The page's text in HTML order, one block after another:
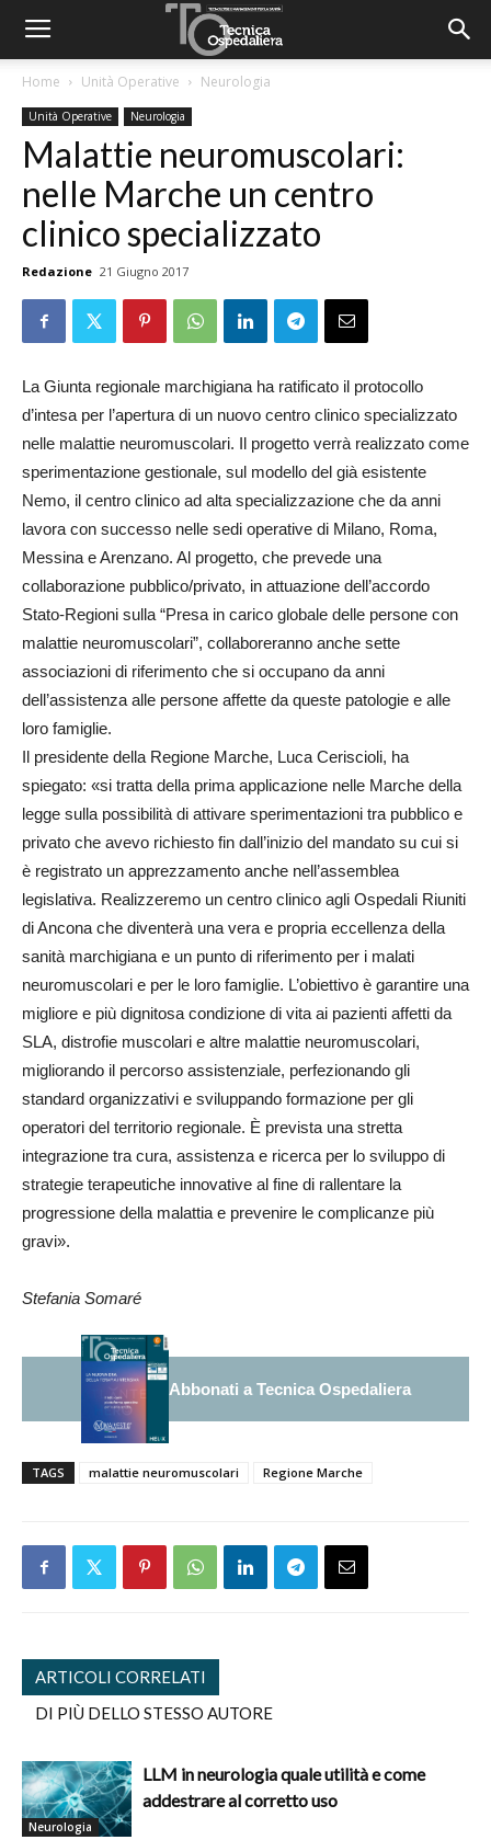
Home Unità Operative Neurologia
Unità Operative Neurologia
Malattie neuromuscolari:
nelle Marche un centro
clinico specializzato
Redazione 21 Giugno 2017
La Giunta regionale marchigiana ha ratificato il protocollo
d’intesa per l’apertura di un nuovo centro clinico specializzato
nelle malattie neuromuscolari. Il progetto verrà realizzato come
sperimentazione gestionale, sul modello del già esistente
Nemo, il centro clinico ad alta specializzazione che da anni
lavora con successo nelle sedi operative di Milano, Roma,
Messina e Arenzano. Al progetto, che prevede una
collaborazione pubblico/privato, in attuazione dell’accordo
Stato-Regioni sulla “Presa in carico globale delle persone con
malattie neuromuscolari”, collaboreranno anche sette
associazioni di riferimento che si occupano da anni
dell’assistenza alle persone affette da queste patologie e alle
loro famiglie.
Il presidente della Regione Marche, Luca Ceriscioli, ha
spiegato: «si tratta della prima applicazione nelle Marche della
legge sulla possibilità di attivare sperimentazioni tra pubblico e
privato che avevo richiesto fin dall’inizio del mandato su cui si
è registrato un apprezzamento anche nell’assemblea
legislativa. Realizzeremo un centro clinico agli Ospedali Riuniti
di Ancona che diventerà una vera e propria eccellenza della
sanità marchigiana e un punto di riferimento per i malati
neuromuscolari e per le loro famiglie. L’obiettivo è garantire una
migliore e più dignitosa condizione di vita ai pazienti affetti da
SLA, distrofie muscolari e altre malattie neuromuscolari,
migliorando il percorso assistenziale, perfezionando gli
standard organizzativi e sviluppando formazione per gli
operatori del territorio regionale. È prevista una stretta
integrazione tra cura, assistenza e ricerca per lo sviluppo di
strategie terapeutiche innovative al fine di rallentare la
progressione della malattia e prevenire le complicanze più
gravi».
Stefania Somaré
Abbonati a Tecnica Ospedaliera
TAGS malattie neuromuscolari Regione Marche
ARTICOLI CORRELATI
DI PIÙ DELLO STESSO AUTORE
Neurologia
LLM in neurologia quale utilità e come
addestrare al corretto uso